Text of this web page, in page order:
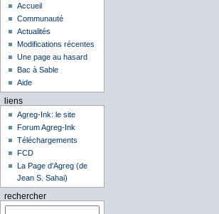
Accueil
Communauté
Actualités
Modifications récentes
Une page au hasard
Bac à Sable
Aide
liens
Agreg-Ink: le site
Forum Agreg-Ink
Téléchargements
FCD
La Page d'Agreg (de
Jean S. Sahai)
rechercher